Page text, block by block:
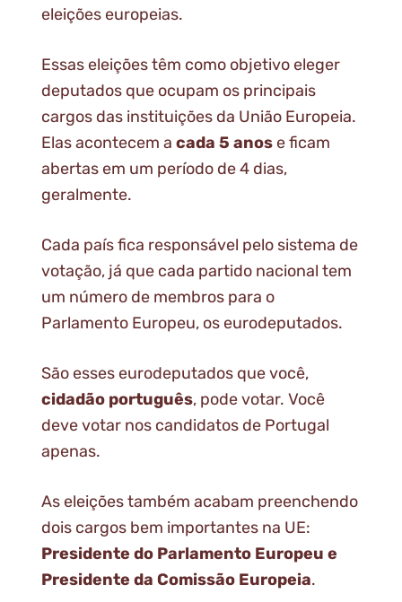
eleições europeias.
Essas eleições têm como objetivo eleger
deputados que ocupam os principais
cargos das instituições da União Europeia.
Elas acontecem a cada 5 anos e ficam
abertas em um período de 4 dias,
geralmente.
Cada país fica responsável pelo sistema de
votação, já que cada partido nacional tem
um número de membros para o
Parlamento Europeu, os eurodeputados.
São esses eurodeputados que você,
cidadão português, pode votar. Você
deve votar nos candidatos de Portugal
apenas.
As eleições também acabam preenchendo
dois cargos bem importantes na UE:
Presidente do Parlamento Europeu e
Presidente da Comissão Europeia.